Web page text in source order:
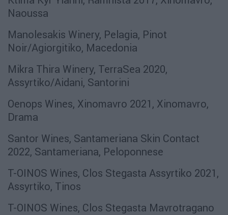
Naoussa
Manolesakis Winery, Pelagia, Pinot
Noir/Agiorgitiko, Macedonia
Mikra Thira Winery, TerraSea 2020,
Assyrtiko/Aidani, Santorini
Oenops Wines, Xinomavro 2021, Xinomavro,
Drama
Santor Wines, Santameriana Skin Contact
2022, Santameriana, Peloponnese
T-OINOS Wines, Clos Stegasta Assyrtiko 2021,
Assyrtiko, Tinos
T-OINOS Wines, Clos Stegasta Mavrotragano